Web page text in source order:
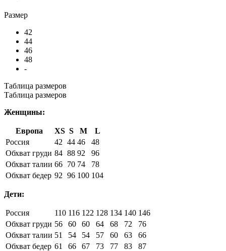
Размер
42
44
46
48
-
Таблица размеров
Таблица размеров
Женщины:
Европа XS S M
L
Россия
42 44 46
48
Обхват груди 84 88 92
96
Обхват талии 66 70 74
78
Обхват бедер 92 96 100 104
Дети:
Россия 110 116 122 128 134 140 146
Обхват груди 56 60 60 64 68 72
76
Обхват талии 51 54 54 57 60 63
66
Обхват бедер 61 66 67 73 77 83
87